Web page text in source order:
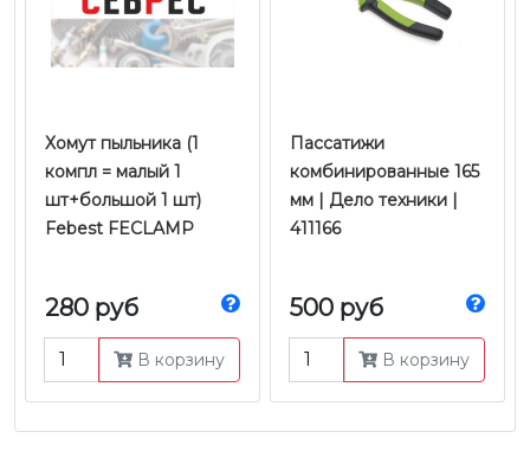
Хомут пыльника (1
компл = малый 1
шт+большой 1 шт)
Febest FECLAMP
280 руб
В корзину
Пассатижи
комбинированные 165
мм | Дело техники |
411166
500 руб
В корзину